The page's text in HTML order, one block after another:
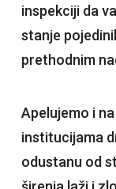
inspekciji da
stanje
prethodnim
Apelujemo i
institucijama
odustanu od